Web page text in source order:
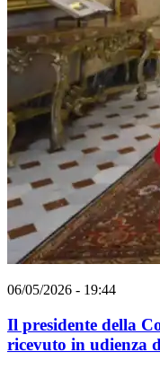
06/05/2026 - 19:44
Il presidente della
ricevuto in udienza